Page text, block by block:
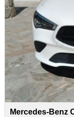
Mercedes-Benz